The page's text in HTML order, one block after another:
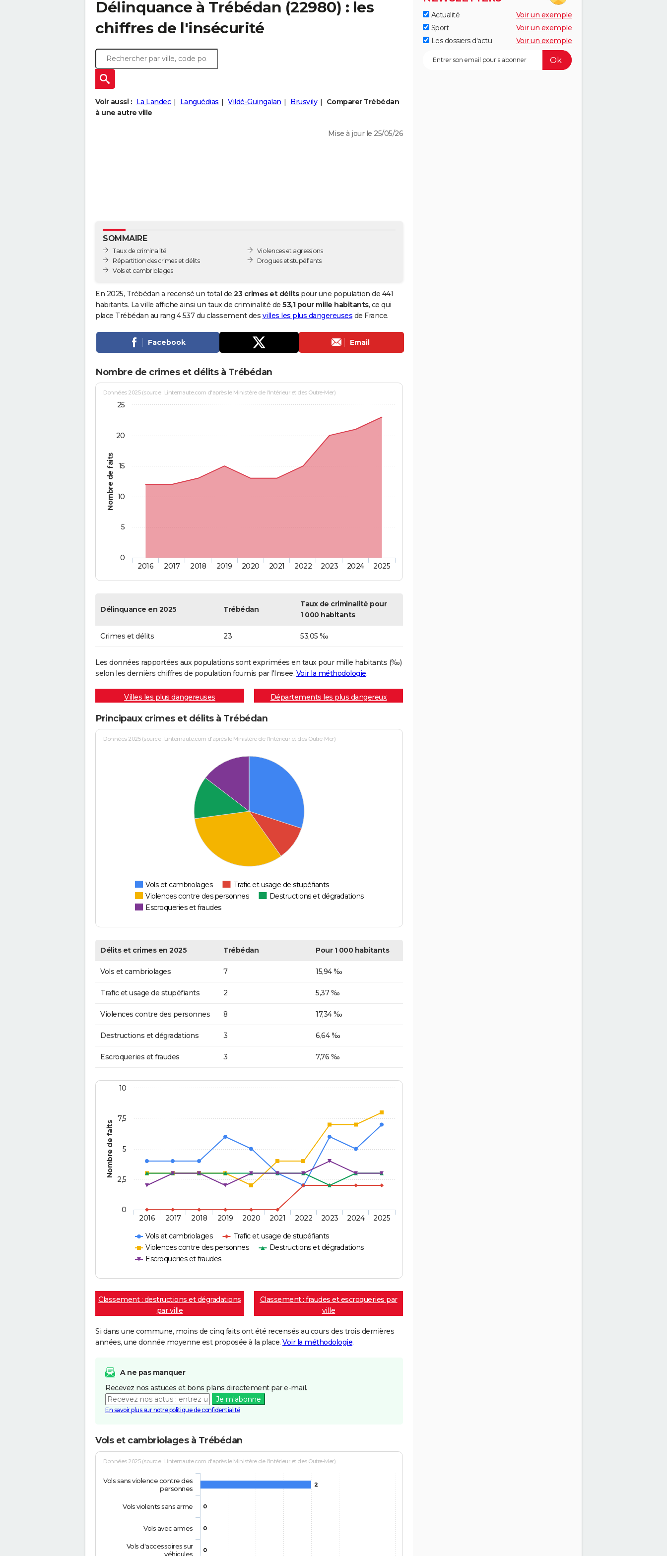
Délinquance à Trébédan (22980) : les
chiffres de l'insécurité
Voir aussi : La Landec Languédias Vildé-Guingalan Brusvily
Comparer Trébédan
à une autre ville
Mise à jour le 25/05/26
SOMMAIRE
Taux de criminalité
Répartition des crimes et délits
Vols et cambriolages
Violences et agressions
Drogues et stupéfiants
En 2025, Trébédan a recensé un total de 23 crimes et délitspour une population de 441
habitants. La ville affiche ainsi un taux de criminalité de 53,1 pour mille habitants, ce qui
place Trébédan au rang 4 537 du classement des villes les plus dangereuses de France.
Facebook Email
Nombre de crimes et délits à Trébédan
Nombre de faits
Données 2025 (source : Linternaute.com d'après le Ministère de l'Intérieur et des Outre-Mer)
2016 2017 2018 2019 2020 2021 2022 2023 2024 2025
0
5
10
15
20
25
Délinquance en 2025 Trébédan
Taux de criminalité pour
1 000 habitants
Crimes et délits 23 53,05 ‰
Les données rapportées aux populations sont exprimées en taux pour mille habitants (‰)
selon les dernièrs chiffres de population fournis par l'Insee. Voir la méthodologie.
Villes les plus dangereuses Départements les plus dangereux
Principaux crimes et délits à Trébédan
Données 2025 (source : Linternaute.com d'après le Ministère de l'Intérieur et des Outre-Mer)
Vols et cambriolages
Trafic et usage de stupéfiants
Violences contre des personnes
Destructions et dégradations
Escroqueries et fraudes
Délits et crimes en 2025 Trébédan Pour 1 000 habitants
Vols et cambriolages 7 15,94 ‰
Trafic et usage de stupéfiants 2 5,37 ‰
Violences contre des personnes 8 17,34 ‰
Destructions et dégradations 3 6,64 ‰
Escroqueries et fraudes 3 7,76 ‰
Nombre de faits
Vols et cambriolages
Trafic et usage de stupéfiants
Violences contre des personnes
Destructions et dégradations
Escroqueries et fraudes
2016 2017 2018 2019 2020 2021 2022 2023 2024 2025
0
2,5
5
7,5
10
Classement : destructions et dégradations
par ville
Classement : fraudes et escroqueries par
ville
Si dans une commune, moins de cinq faits ont été recensés au cours des trois dernières
années, une donnée moyenne est proposée à la place. Voir la méthodologie.
A ne pas manquer
Recevez nos astuces et bons plans directement par e-mail.
Je m'abonne
En savoir plus sur notre politique de confidentialité
Vols et cambriolages à Trébédan
Données 2025 (source : Linternaute.com d'après le Ministère de l'Intérieur et des Outre-Mer)
2
0
0
0
Vols sans violence contre des
personnes
Vols violents sans arme
Vols avec armes
Vols d'accessoires sur
véhicules
Actualité
Voir un exemple
Sport
Voir un exemple
Les dossiers d'actu
Voir un exemple